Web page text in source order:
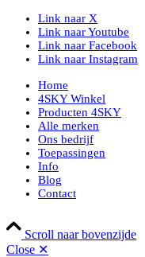
Link naar X
Link naar Youtube
Link naar Facebook
Link naar Instagram
Home
4SKY Winkel
Producten 4SKY
Alle merken
Ons bedrijf
Toepassingen
Info
Blog
Contact
Scroll naar bovenzijde
Close ✕